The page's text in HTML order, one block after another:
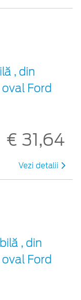
, din
Ford
€ 31,64
Vezi detalii
, din
Ford